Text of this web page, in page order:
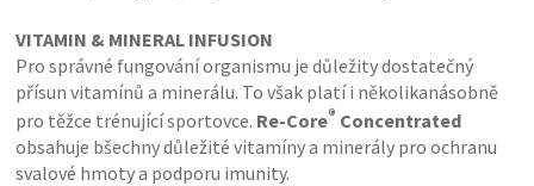
VITAMIN & MINERAL INFUSION
Pro správné fungování organismu je důležity dostatečný
přísun vitamínů a minerálu. To však platí i několikanásobně
pro těžce trénující sportovce. Re-Core® Concentrated
obsahuje bšechny důležité vitamíny a minerály pro ochranu
svalové hmoty a podporu imunity.